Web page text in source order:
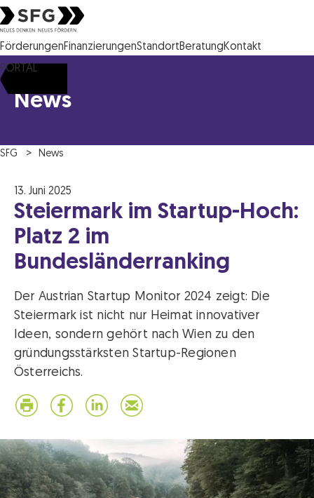
Steirische Wirtschaftsförderungsgesellschaft mbH SFG Logo
FörderungenFinanzierungenStandortBeratungKontakt
PORTAL
News
SFG News
13. Juni 2025
Steiermark im Startup-Hoch:
Platz 2 im
Bundesländerranking
Der Austrian Startup Monitor 2024 zeigt: Die
Steiermark ist nicht nur Heimat innovativer
Ideen, sondern gehört nach Wien zu den
gründungsstärksten Startup-Regionen
Österreichs.